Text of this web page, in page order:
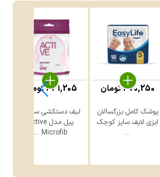
پوشک کامل بزرگسالان
ایزی لایف سایز کوچک
...
470,250تومان
لیف دستکشی سوآوی
پیل مدل Active
Microfib ...
341,205تومان